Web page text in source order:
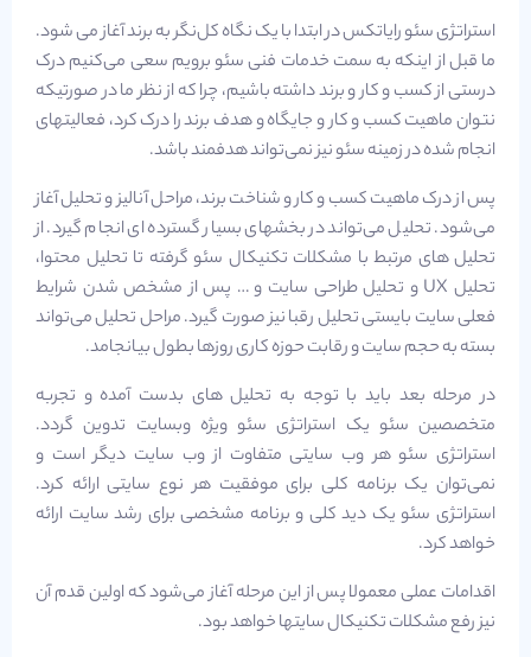
استراتژی سئو رایاتکس در ابتدا با یک نگاه کل‌نگر به برند آغاز می شود.
ما قبل از اینکه به سمت خدمات فنی سئو برویم سعی می‌کنیم درک
درستی از کسب و کار و برند داشته باشیم، چرا که از نظر ما در صورتیکه
نتوان ماهیت کسب و کار و جایگاه و هدف برند را درک کرد، فعالیتهای
انجام شده در زمینه سئو نیز نمی‌تواند هدفمند باشد.
پس از درک ماهیت کسب و کار و شناخت برند، مراحل آنالیز و تحلیل آغاز
می‌شود. تحلیل می‌تواند در بخشهای بسیار گسترده ای انجام گیرد. از
تحلیل های مرتبط با مشکلات تکنیکال سئو گرفته تا تحلیل محتوا،
تحلیل UX و تحلیل طراحی سایت و … پس از مشخص شدن شرایط
فعلی سایت بایستی تحلیل رقبا نیز صورت گیرد. مراحل تحلیل می‌تواند
بسته به حجم سایت و رقابت حوزه کاری روزها بطول بیانجامد.
در مرحله بعد باید با توجه به تحلیل های بدست آمده و تجربه
متخصصین سئو یک استراتژی سئو ویژه وبسایت تدوین گردد.
استراتژی سئو هر وب سایتی متفاوت از وب سایت دیگر است و
نمی‌توان یک برنامه کلی برای موفقیت هر نوع سایتی ارائه کرد.
استراتژی سئو یک دید کلی و برنامه مشخصی برای رشد سایت ارائه
خواهد کرد.
اقدامات عملی معمولا پس از این مرحله آغاز می‌شود که اولین قدم آن
نیز رفع مشکلات تکنیکال سایتها خواهد بود.